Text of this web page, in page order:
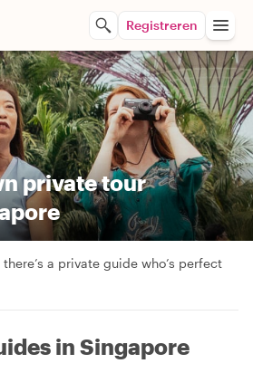
Registreren
private tour
a private guide who’s perfect
in Singapore